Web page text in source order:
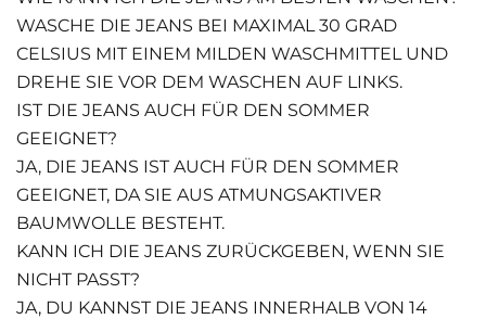
WASCHE DIE JEANS BEI MAXIMAL 30 GRAD
CELSIUS MIT EINEM MILDEN WASCHMITTEL UND
DREHE SIE VOR DEM WASCHEN AUF LINKS.
IST DIE JEANS AUCH FÜR DEN SOMMER
GEEIGNET?
JA, DIE JEANS IST AUCH FÜR DEN SOMMER
GEEIGNET, DA SIE AUS ATMUNGSAKTIVER
BAUMWOLLE BESTEHT.
KANN ICH DIE JEANS ZURÜCKGEBEN, WENN SIE
NICHT PASST?
JA, DU KANNST DIE JEANS INNERHALB VON 14